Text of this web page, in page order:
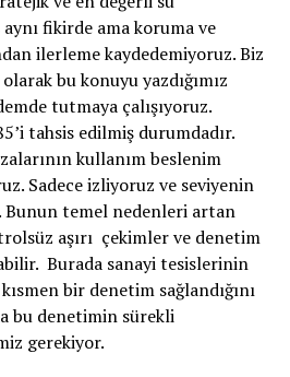
fikirde ama koruma ve
ilerleme kaydedemiyoruz. Biz
bu konuyu yazdığımız
tutmaya çalışıyoruz.
tahsis edilmiş durumdadır.
kullanım beslenim
Sadece izliyoruz ve seviyenin
Bunun temel nedenleri artan
aşırı çekimler ve denetim
Burada sanayi tesislerinin
bir denetim sağlandığını
bu denetimin sürekli
gerekiyor.